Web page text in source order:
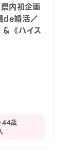
内初企画
de婚活／
《ハイス
歳